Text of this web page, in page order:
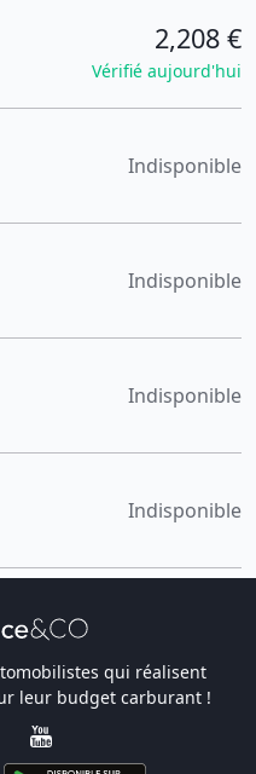
2,208 €
Vérifié aujourd'hui
Indisponible
Indisponible
Indisponible
Indisponible
qui réalisent
leur budget carburant !